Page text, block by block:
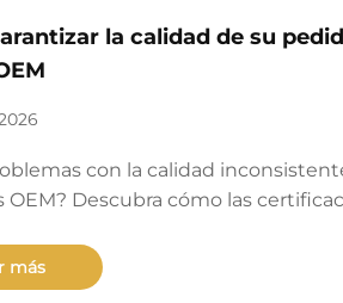
la calidad de su
con la calidad
OEM? Descubra cómo las
el cumplimiento normativo
Obtenga su lista de verificación
más